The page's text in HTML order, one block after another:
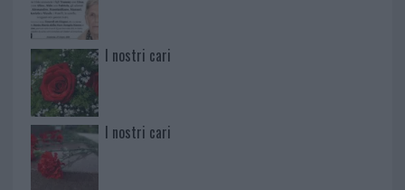
I nostri cari
I nostri cari